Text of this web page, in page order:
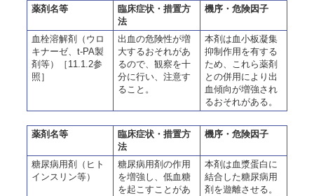
薬剤名等
臨床症状・措置方
法
機序・危険因子
血栓溶解剤（ウロ
キナーゼ、t-PA製
剤等）［11.1.2参
照］
出血の危険性が増
大するおそれがあ
るので、観察を十
分に行い、注意す
ること。
本剤は血小板凝集
抑制作用を有する
ため、これら薬剤
との併用により出
血傾向が増強され
るおそれがある。
薬剤名等
臨床症状・措置方
法
機序・危険因子
糖尿病用剤（ヒト
インスリン等）
糖尿病用剤の作用
を増強し、低血糖
を起こすことがあ
本剤は血漿蛋白に
結合した糖尿病用
剤を遊離させる。